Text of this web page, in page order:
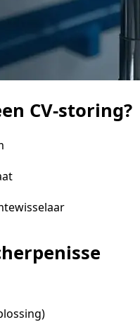
CV-storing?